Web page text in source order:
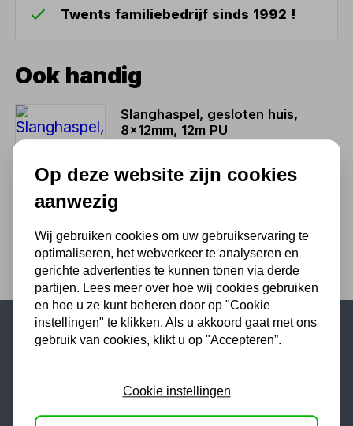
Twents familiebedrijf sinds 1992 !
Ook handig
Slanghaspel, gesloten huis,
8x12mm, 12m PU
137,94
114,00 excl. BTW
Werkplaatsinrichting
Op deze website zijn cookies
aanwezig
Wij gebruiken cookies om uw gebruikservaring te
optimaliseren, het webverkeer te analyseren en
gerichte advertenties te kunnen tonen via derde
partijen. Lees meer over hoe wij cookies gebruiken
en hoe u ze kunt beheren door op "Cookie
instellingen" te klikken. Als u akkoord gaat met ons
gebruik van cookies, klikt u op "Accepteren”.
Cookie instellingen